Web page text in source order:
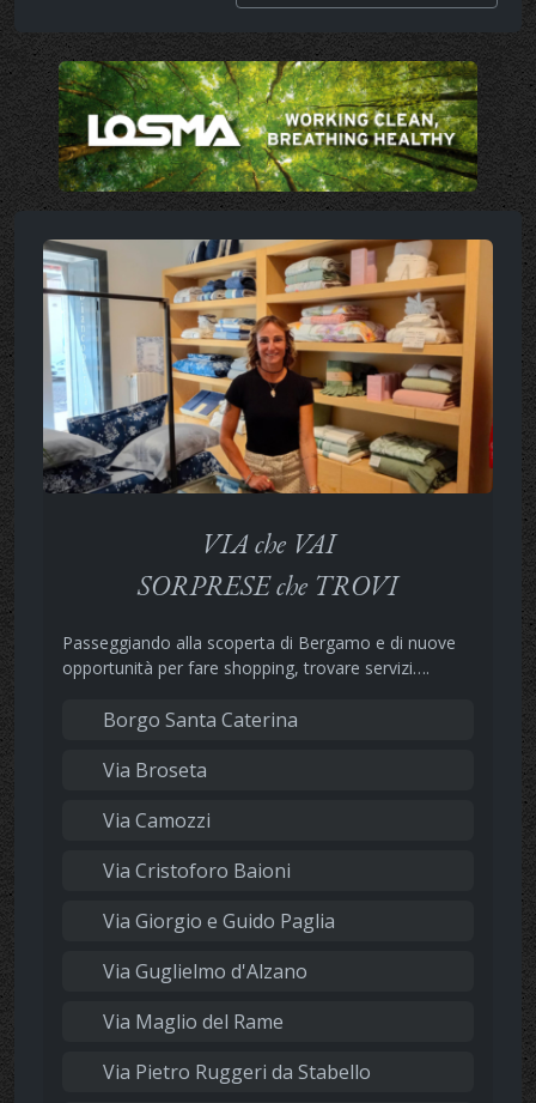
VIA che VAI
SORPRESE che TROVI
Passeggiando alla scoperta di Bergamo e di nuove
opportunità per fare shopping, trovare servizi….
Borgo Santa Caterina
Via Broseta
Via Camozzi
Via Cristoforo Baioni
Via Giorgio e Guido Paglia
Via Guglielmo d'Alzano
Via Maglio del Rame
Via Pietro Ruggeri da Stabello